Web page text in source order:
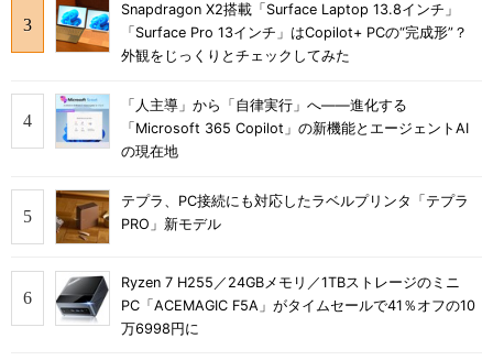
Snapdragon X2搭載「Surface Laptop 13.8インチ」
「Surface Pro 13インチ」はCopilot+ PCの“完成形”？
外観をじっくりとチェックしてみた
「人主導」から「自律実行」へ――進化する
「Microsoft 365 Copilot」の新機能とエージェントAI
の現在地
テプラ、PC接続にも対応したラベルプリンタ「テプラ
PRO」新モデル
Ryzen 7 H255／24GBメモリ／1TBストレージのミニ
PC「ACEMAGIC F5A」がタイムセールで41％オフの10
万6998円に